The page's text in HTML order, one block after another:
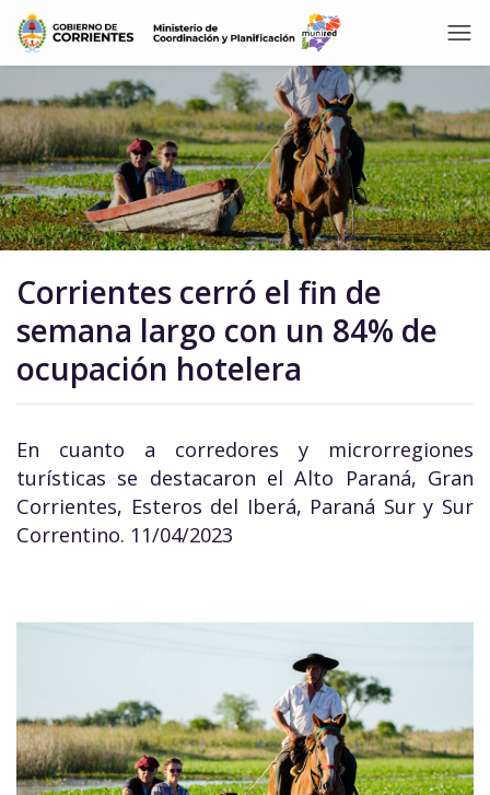
Corrientes cerró el fin de
semana largo con un 84% de
ocupación hotelera
En cuanto a corredores y microrregiones
turísticas se destacaron el Alto Paraná, Gran
Corrientes, Esteros del Iberá, Paraná Sur y Sur
Correntino. 11/04/2023